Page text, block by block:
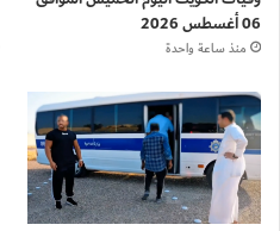
06 أغسطس 2026
منذ ساعة واحدة